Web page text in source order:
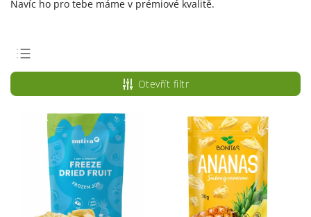
Navíc ho pro tebe máme v prémiové kvalitě.
Doporučujeme
Nejlevnější
Nejdražší
Nejprodávanější
Abecedně
Otevřít filtr